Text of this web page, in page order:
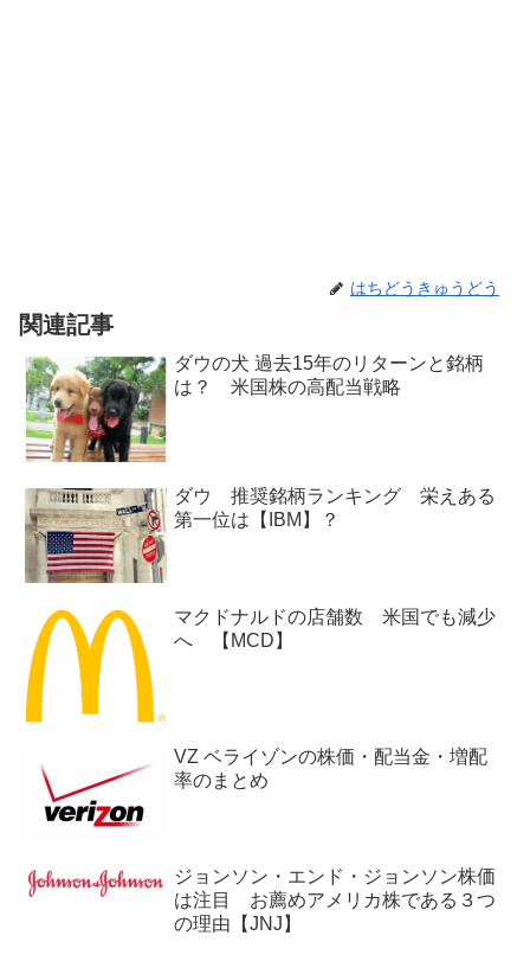
はちどうきゅうどう
関連記事
ダウの犬 過去15年のリターンと銘柄
は？ 米国株の高配当戦略
ダウ 推奨銘柄ランキング 栄えある
第一位は【IBM】？
マクドナルドの店舗数 米国でも減少
へ 【MCD】
VZ ベライゾンの株価・配当金・増配
率のまとめ
ジョンソン・エンド・ジョンソン株価
は注目 お薦めアメリカ株である３つ
の理由【JNJ】